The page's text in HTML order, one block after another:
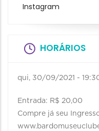
Instagram
HORÁRIOS
qui, 30/09/2021 -
Entrada: R$ 20,00
Compre já seu